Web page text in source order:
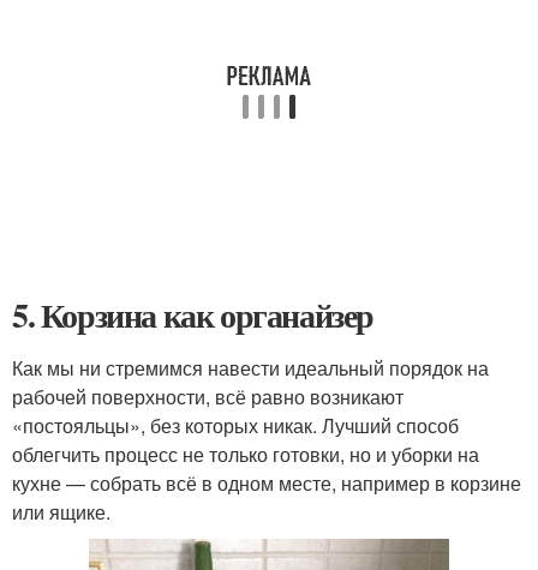
5. Корзина как органайзер
Как мы ни стремимся навести идеальный порядок на
рабочей поверхности, всё равно возникают
«постояльцы», без которых никак. Лучший способ
облегчить процесс не только готовки, но и уборки на
кухне — собрать всё в одном месте, например в корзине
или ящике.